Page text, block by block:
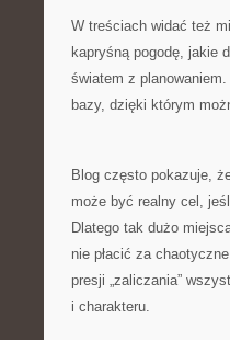
W treściach widać też
kapryśną pogodę, jakie
światem z
bazy, dzięki którym
Blog często pokazuje,
może być realny cel,
Dlatego tak dużo
nie płacić za
presji „zaliczania”
i charakteru.